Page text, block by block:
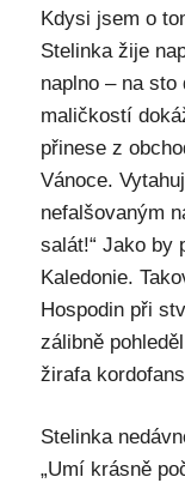
Kdysi jsem o
Stelinka žije
naplno – na
maličkostí
přinese z
Vánoce.
nefalšovaným
salát!“ Jako by
Kaledonie.
Hospodin při
zálibně
žirafa
Stelinka
„Umí krásně